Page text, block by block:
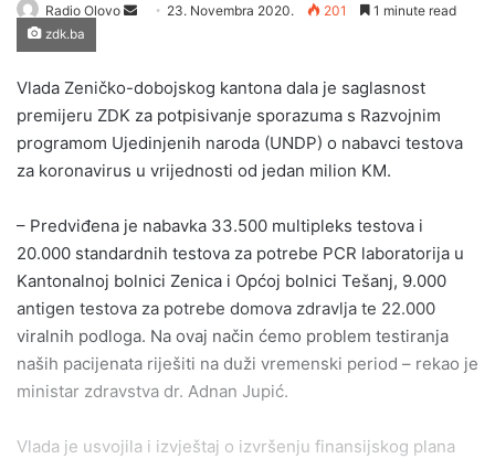
Radio Olovo
Send 23. Novembra 2020. 201 1 minute read
zdk.ba
Vlada Zeničko-dobojskog kantona dala je saglasnost
premijeru ZDK za potpisivanje sporazuma s Razvojnim
programom Ujedinjenih naroda (UNDP) o nabavci testova
za koronavirus u vrijednosti od jedan milion KM.
– Predviđena je nabavka 33.500 multipleks testova i
20.000 standardnih testova za potrebe PCR laboratorija u
Kantonalnoj bolnici Zenica i Općoj bolnici Tešanj, 9.000
antigen testova za potrebe domova zdravlja te 22.000
viralnih podloga. Na ovaj način ćemo problem testiranja
naših pacijenata riješiti na duži vremenski period – rekao je
ministar zdravstva dr. Adnan Jupić.
Vlada je usvojila i izvještaj o izvršenju finansijskog plana